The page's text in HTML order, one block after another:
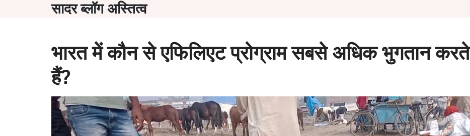
सादर ब्लॉग अस्तित्व
भारत में कौन से एफिलिएट प्रोग्राम सबसे अधिक भुगतान करते
हैं?